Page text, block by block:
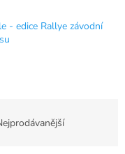
- edice Rallye závodní